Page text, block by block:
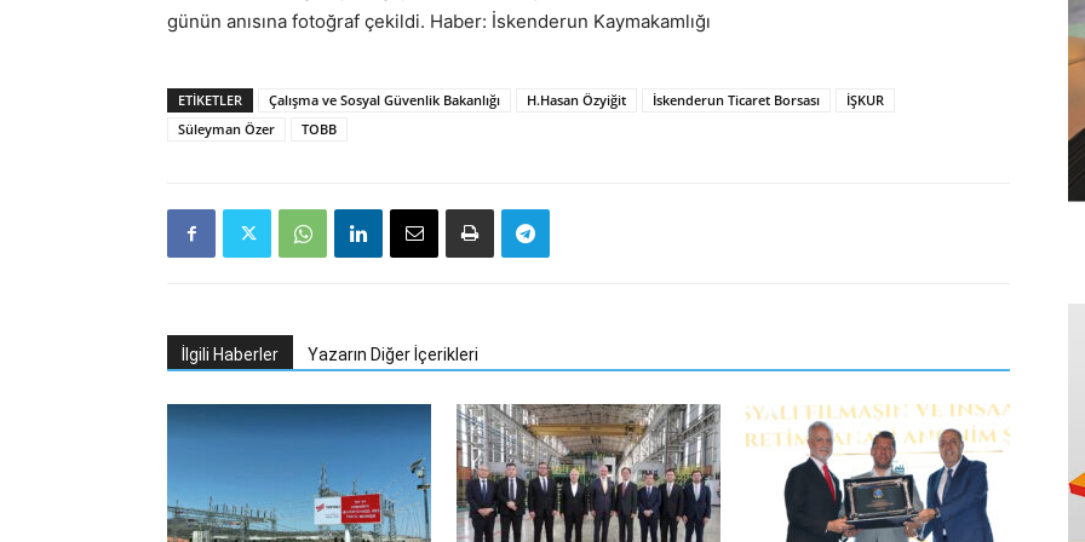
günün anısına fotoğraf çekildi. Haber: İskenderun Kaymakamlığı
ETIKETLER Çalışma ve Sosyal Güvenlik Bakanlığı H.Hasan Özyiğit İskenderun Ticaret Borsası
İŞKUR
Süleyman Özer
TOBB
İlgili Haberler Yazarın Diğer İçerikleri